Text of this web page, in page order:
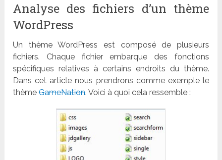
Analyse des fichiers d’un thème
WordPress
Un thème WordPress est composé de plusieurs
fichiers. Chaque fichier embarque des fonctions
spécifiques relatives à certains endroits du thème.
Dans cet article nous prendrons comme exemple le
thèmeGameNation. Voici à quoi cela ressemble :